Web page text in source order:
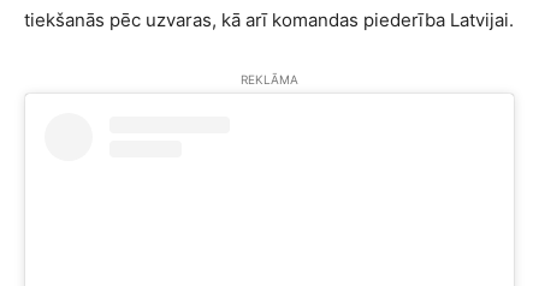
tiekšanās pēc uzvaras, kā arī komandas piederība Latvijai.
REKLĀMA